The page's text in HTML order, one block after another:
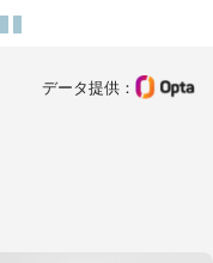
データ提供：